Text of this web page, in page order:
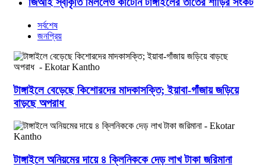
সর্বশেষ
জনপ্রিয়
টাঙ্গাইলে বেড়েছে কিশোরদের মাদকাসক্তি; ইয়াবা-গাঁজায় জড়িয়ে
বাড়ছে অপরাধ
টাঙ্গাইলে অনিয়মের দায়ে ৪ ক্লিনিককে দেড় লাখ টাকা জরিমানা